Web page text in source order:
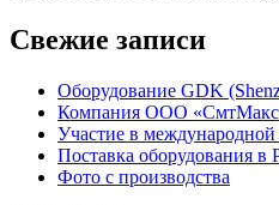
Свежие записи
Оборудование GDK
Компания ООО «СмтМакс»
Участие в
Поставка оборудования в
Фото с производства